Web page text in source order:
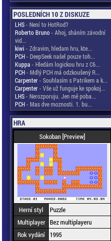
POSLEDNÍCH 10 Z DISKUZE
LHS- Není to HotRod?
Roberto Bruno- Ahoj, sháním závodní
vid...
kiwi - Zdravim, hledam hru, kte...
PCH- DeepSeek našel pouze toh...
Kuppa - Hledám logickou hru z C6...
PCH- Mdlý PCH má odzkoušený R...
Carpenter- Souhlasím s Patrikem a k...
Carpenter- Vše už funguje ke spokoj...
LHS- Nerozporuju. Jen mě poba...
PCH- Mas dve moznosti. 1. bu...
HRA
Sokoban [Preview]
Herní styl
Puzzle
Multiplayer Bez multiplayeru
Rok vydání
1995